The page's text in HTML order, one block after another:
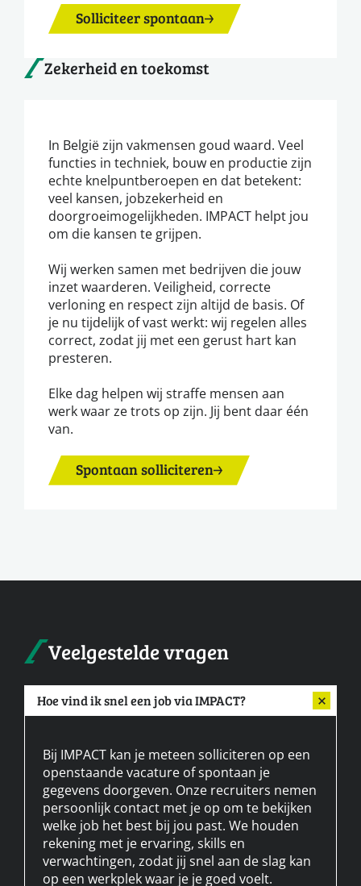
Solliciteer spontaan
Zekerheid en toekomst
In België zijn vakmensen goud waard. Veel
functies in techniek, bouw en productie zijn
echte knelpuntberoepen en dat betekent:
veel kansen, jobzekerheid en
doorgroeimogelijkheden. IMPACT helpt jou
om die kansen te grijpen.
Wij werken samen met bedrijven die jouw
inzet waarderen. Veiligheid, correcte
verloning en respect zijn altijd de basis. Of
je nu tijdelijk of vast werkt: wij regelen alles
correct, zodat jij met een gerust hart kan
presteren.
Elke dag helpen wij straffe mensen aan
werk waar ze trots op zijn. Jij bent daar één
van.
Spontaan solliciteren
Veelgestelde vragen
Hoe vind ik snel een job via IMPACT?
Bij IMPACT kan je meteen solliciteren op een
openstaande vacature of spontaan je
gegevens doorgeven. Onze recruiters nemen
persoonlijk contact met je op om te bekijken
welke job het best bij jou past. We houden
rekening met je ervaring, skills en
verwachtingen, zodat jij snel aan de slag kan
op een werkplek waar je je goed voelt.